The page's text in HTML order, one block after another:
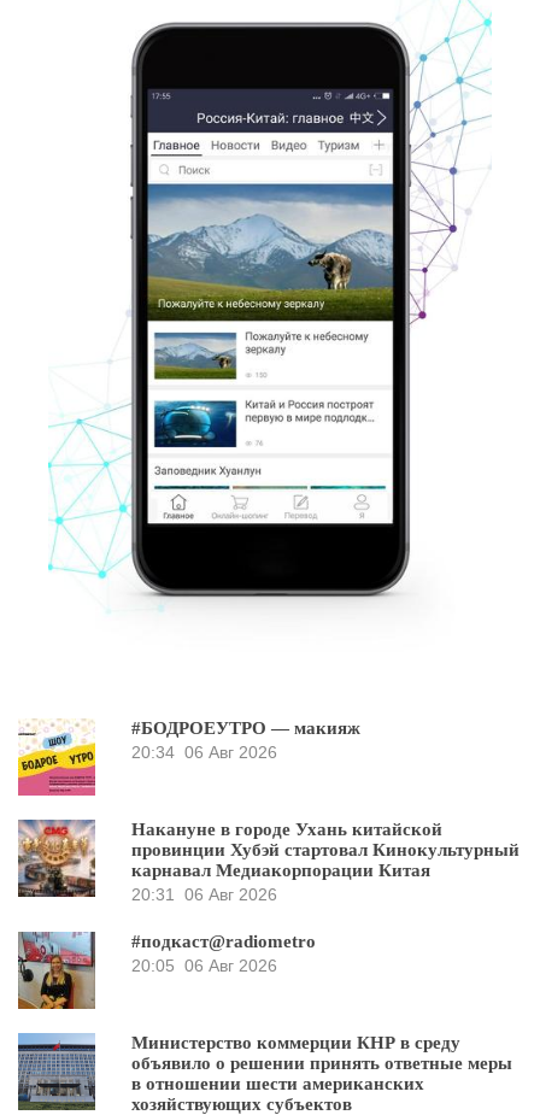
#БОДРОЕУТРО — макияж
20:34 06 Авг 2026
Накануне в городе Ухань китайской
провинции Хубэй стартовал Кинокультурный
карнавал Медиакорпорации Китая
20:31
06 Авг 2026
#подкаст@radiometro
20:05 06 Авг 2026
Министерство коммерции КНР в среду
объявило о решении принять ответные меры
в отношении шести американских
хозяйствующих субъектов